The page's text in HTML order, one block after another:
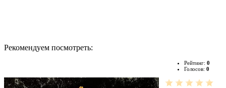
Рекомендуем посмотреть:
Рейтинг: 0
Голосов: 0